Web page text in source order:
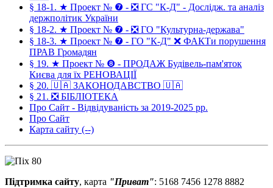
§ 18-1. ★ Проект № ❼ - ❎ ГС "К-Д" - Дослідж. та аналіз
держполітик України
§ 18-2. ★ Проект № ❼ - ❎ ГО "Культурна-держава"
§ 18-3. ★ Проект № ❼ - ГО "К-Д" ❌ ФАКТи порушення
ПРАВ Громадян
§ 19. ★ Проект № ❽ - ПРОДАЖ Будівель-пам'яток
Києва для їх РЕНОВАЦІЇ
§ 20. 🇺🇦 ЗАКОНОДАВСТВО 🇺🇦
§ 21. ❎ БІБЛІОТЕКА
Про Сайт - Відвідуваність за 2019-2025 рр.
Про Сайт
Карта сайту (--)
Підтримка сайту, карта "Приват": 5168 7456 1278 8882